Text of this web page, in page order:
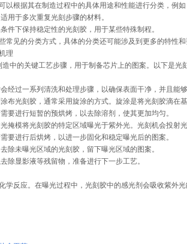
以根据其在制造过程中的具体用途和性能进行分类，例
用于多次重复光刻步骤的材料。
件下保持稳定性的光刻胶，用于某些特殊制程。
常见的分类方式，具体的分类还可能涉及到更多的特性
理
中的关键工艺步骤，用于制备芯片上的图案。以下是光
经过一系列清洗和处理步骤，以确保表面干净，并且能
布光刻胶，通常采用旋涂的方式。旋涂是将光刻胶滴在
要进行短暂的预烘烤，以去除溶剂，使其更加均匀。
掩模将光刻胶的特定区域曝光于紫外光。光刻机会投射
要进行后烘烤，以进一步固化和稳定曝光后的图案。
除未曝光区域的光刻胶，留下曝光区域的图案。
除显影液等残留物，准备进行下一步工艺。
学反应。在曝光过程中，光刻胶中的感光剂会吸收紫外